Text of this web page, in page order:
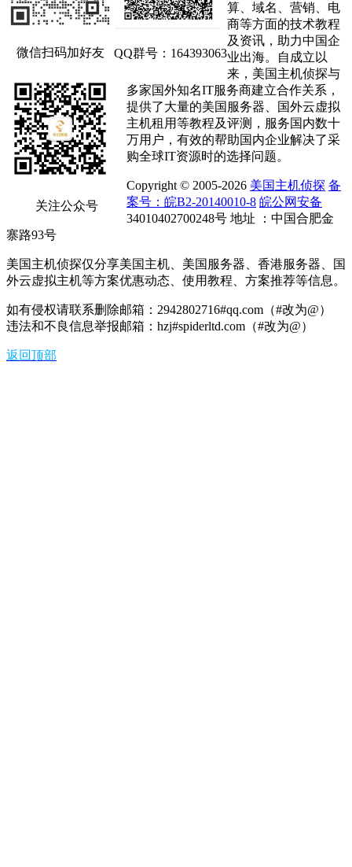
微信扫码加好友 QQ群号：164393063
关注公众号
算、域名、营销、电
商等方面的技术教程
及资讯，助力中国企
业出海。自成立以
来，美国主机侦探与
多家国外知名IT服务商建立合作关系，
提供了大量的美国服务器、国外云虚拟
主机租用等教程及评测，服务国内数十
万用户，有效的帮助国内企业解决了采
购全球IT资源时的选择问题。
Copyright © 2005-2026 美国主机侦探 备
案号：皖B2-20140010-8 皖公网安备
34010402700248号 地址 ：中国合肥金
寨路93号
美国主机侦探仅分享美国主机、美国服务器、香港服务器、国
外云虚拟主机等方案优惠动态、使用教程、方案推荐等信息。
如有侵权请联系删除邮箱：2942802716#qq.com（#改为@）
违法和不良信息举报邮箱：hzj#spiderltd.com（#改为@）
返回顶部